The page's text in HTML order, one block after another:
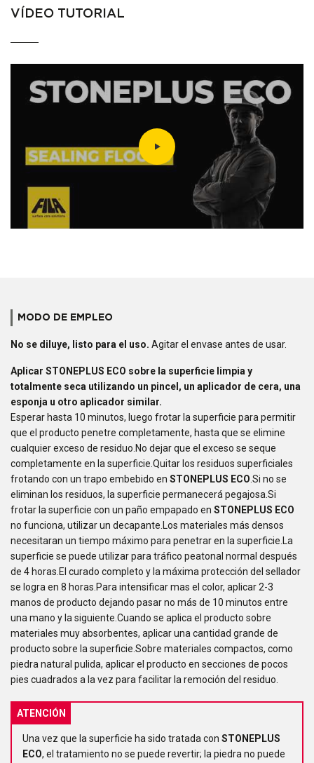
VÍDEO TUTORIAL
MODO DE EMPLEO
No se diluye, listo para el uso. Agitar el envase antes de usar.
Aplicar STONEPLUS ECO sobre la superficie limpia y
totalmente seca utilizando un pincel, un aplicador de cera, una
esponja u otro aplicador similar.
Esperar hasta 10 minutos, luego frotar la superficie para permitir
que el producto penetre completamente, hasta que se elimine
cualquier exceso de residuo.No dejar que el exceso se seque
completamente en la superficie.Quitar los residuos superficiales
frotando con un trapo embebido en STONEPLUS ECO.Si no se
eliminan los residuos, la superficie permanecerá pegajosa.Si
frotar la superficie con un paño empapado en STONEPLUS ECO
no funciona, utilizar un decapante.Los materiales más densos
necesitaran un tiempo máximo para penetrar en la superficie.La
superficie se puede utilizar para tráfico peatonal normal después
de 4 horas.El curado completo y la máxima protección del sellador
se logra en 8 horas.Para intensificar mas el color, aplicar 2-3
manos de producto dejando pasar no más de 10 minutos entre
una mano y la siguiente.Cuando se aplica el producto sobre
materiales muy absorbentes, aplicar una cantidad grande de
producto sobre la superficie.Sobre materiales compactos, como
piedra natural pulida, aplicar el producto en secciones de pocos
pies cuadrados a la vez para facilitar la remoción del residuo.
ATENCIÓN
Una vez que la superficie ha sido tratada con STONEPLUS
ECO, el tratamiento no se puede revertir; la piedra no puede